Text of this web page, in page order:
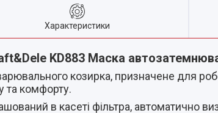
Характеристики
KD883 Маска
козирка, призначене для
та комфорту.
в касеті фільтра, автоматично